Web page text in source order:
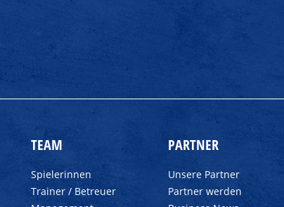
TEAM
Spielerinnen
Trainer / Betreuer
PARTNER
Unsere Partner
Partner werden